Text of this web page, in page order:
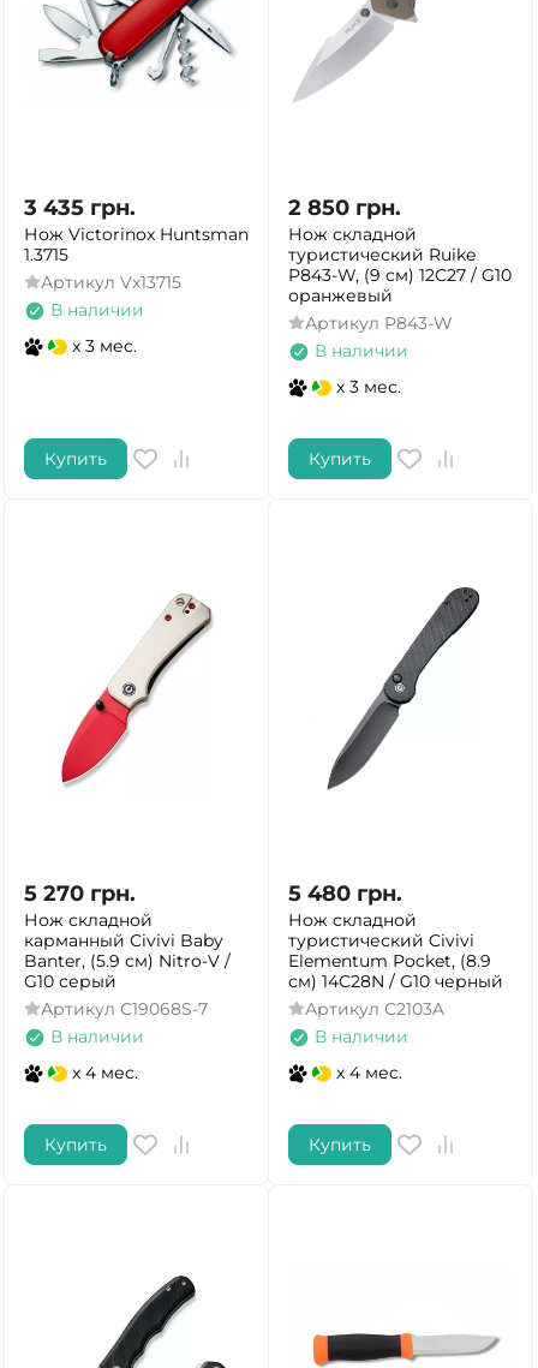
3 435 грн.
Нож Victorinox Huntsman
1.3715
Артикул Vx13715
В наличии
x 3 мес.
Купить
2 850 грн.
Нож складной
туристический Ruike
P843-W, (9 см) 12C27 / G10
оранжевый
Артикул P843-W
В наличии
x 3 мес.
Купить
5 270 грн.
Нож складной
карманный Civivi Baby
Banter, (5.9 см) Nitro-V /
G10 серый
Артикул C19068S-7
В наличии
x 4 мес.
Купить
5 480 грн.
Нож складной
туристический Civivi
Elementum Pocket, (8.9
см) 14C28N / G10 черный
Артикул C2103A
В наличии
x 4 мес.
Купить